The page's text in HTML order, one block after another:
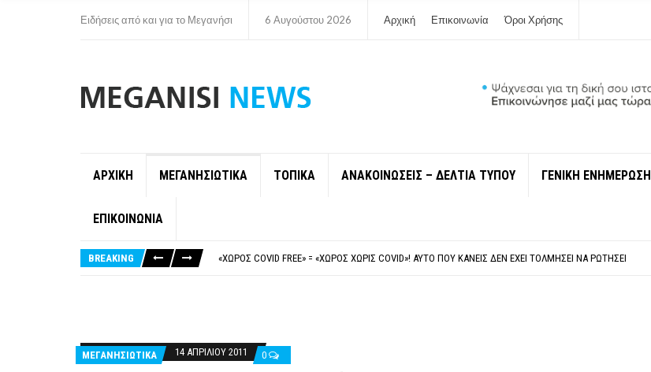
Ειδήσεις από και για το Μεγανήσι 6 Αυγούστου 2026 Αρχική Επικοινωνία Όροι Χρήσης
ΑΡΧΙΚΗ ΜΕΓΑΝΗΣΙΩΤΙΚΑ ΤΟΠΙΚΑ ΑΝΑΚΟΙΝΩΣΕΙΣ – ΔΕΛΤΙΑ ΤΥΠΟΥ ΓΕΝΙΚΗ ΕΝΗΜΕΡΩΣΗ
ΕΠΙΚΟΙΝΩΝΙΑ
BREAKING
«ΧΏΡΟΣ COVID FREE» = «ΧΏΡΟΣ ΧΩΡΊΣ COVID»! ΑΥΤΌ ΠΟΥ ΚΑΝΕΊΣ ΔΕΝ ΈΧΕΙ ΤΟΛΜΉΣΕΙ ΝΑ ΡΩΤΉΣΕΙ
ΜΕΓΑΝΗΣΙΩΤΙΚΑ 14 ΑΠΡΙΛΊΟΥ 2011 0